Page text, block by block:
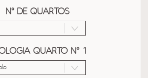
Nº DE QUARTOS
QUARTO Nº 1